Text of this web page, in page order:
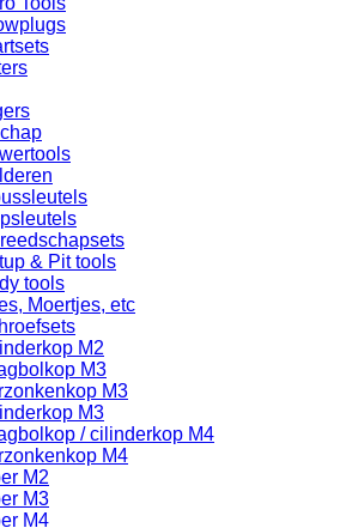
& Pit tools
tools
Moertjes, etc
M2
M3
M3
M3
/ cilinderkop M4
M4
M2
M3
M4